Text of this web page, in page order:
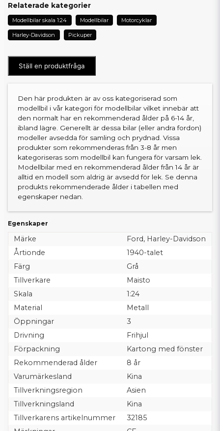
Relaterade kategorier
Modellbilar skala 1:24 Modellbilar Motorcyklar
Harley-Davidson Pickuper
Ställ en produktfråga
Den här produkten är av oss kategoriserad som
modellbil i vår kategori för modellbilar vilket innebär att
den normalt har en rekommenderad ålder på 6-14 år,
ibland lägre. Generellt är dessa bilar (eller andra fordon)
modeller avsedda för samling och prydnad. Vissa
produkter som rekommenderas från 3-8 år men
kategoriseras som modellbil kan fungera för varsam lek.
Modellbilar med en rekommenderad ålder från 14 år är
alltid en modell som aldrig är avsedd för lek. Se denna
produkts rekommenderade ålder i tabellen med
egenskaper nedan.
Egenskaper
Märke
Ford, Harley-Davidson
Årtionde
1940-talet
Färg
Grå
Tillverkare
Maisto
Skala
1:24
Material
Metall
Öppningar
3
Drivning
Frihjul
Förpackning
Kartong med fönster
Rekommenderad ålder
8 år
Varumärkesland
Kina
Tillverkningsregion
Asien
Tillverkningsland
Kina
Tillverkarens artikelnummer
32185